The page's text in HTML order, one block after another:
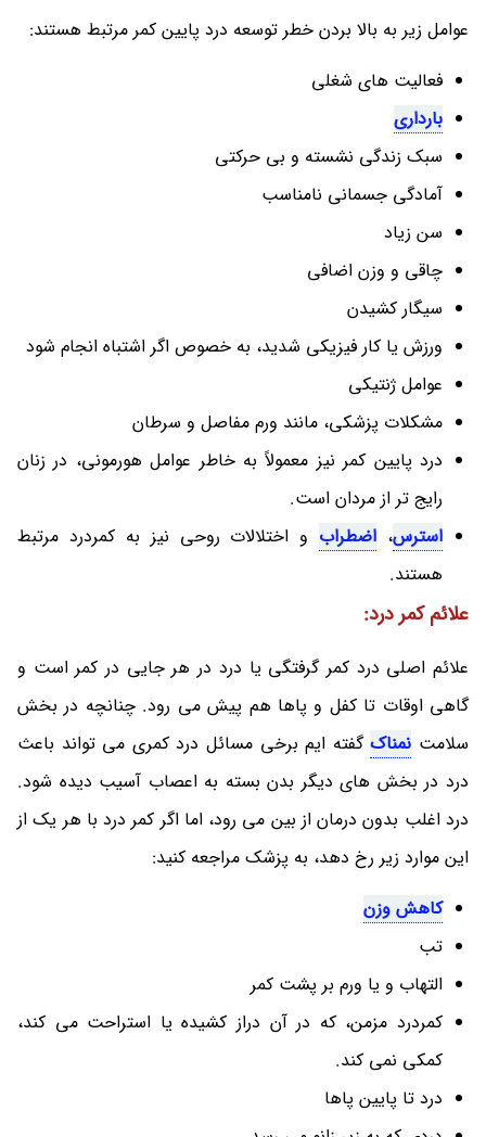
عوامل زیر به بالا بردن خطر توسعه درد پایین کمر مرتبط هستند:
فعالیت های شغلی
بارداری
سبک زندگی نشسته و بی حرکتی
آمادگی جسمانی نامناسب
سن زیاد
چاقی و وزن اضافی
سیگار کشیدن
ورزش یا کار فیزیکی شدید، به خصوص اگر اشتباه انجام شود
عوامل ژنتیکی
مشکلات پزشکی، مانند ورم مفاصل و سرطان
درد پایین کمر نیز معمولاً به خاطر عوامل هورمونی، در زنان
رایج تر از مردان است.
استرس، اضطراب و اختلالات روحی نیز به کمردرد مرتبط
هستند.
علائم کمر درد:
علائم اصلی درد کمر گرفتگی یا درد در هر جایی در کمر است و
گاهی اوقات تا کفل و پاها هم پیش می رود. چنانچه در بخش
سلامت نمناکگفته ایم برخی مسائل درد کمری می تواند باعث
درد در بخش های دیگر بدن بسته به اعصاب آسیب دیده شود.
درد اغلب بدون درمان از بین می رود، اما اگر کمر درد با هر یک از
این موارد زیر رخ دهد، به پزشک مراجعه کنید:
کاهش وزن
تب
التهاب و یا ورم بر پشت کمر
کمردرد مزمن، که در آن دراز کشیده یا استراحت می کند،
کمکی نمی کند.
درد تا پایین پاها